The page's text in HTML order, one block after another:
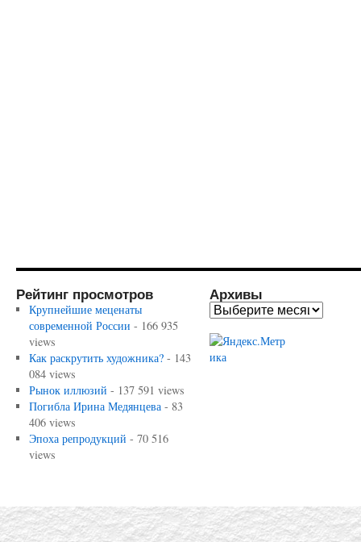
Рейтинг просмотров
Крупнейшие меценаты
современной России - 166 935
views
Как раскрутить художника?- 143
084 views
Рынок иллюзий - 137 591 views
Погибла Ирина Медянцева- 83
406 views
Эпоха репродукций - 70 516
views
Архивы